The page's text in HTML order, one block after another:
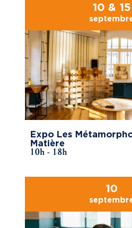
10 & 15
Expo Les
Matière
10h - 18h
10